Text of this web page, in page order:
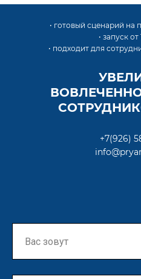
• готовый сценарий на
• запуск
• подходит для
+7(926)